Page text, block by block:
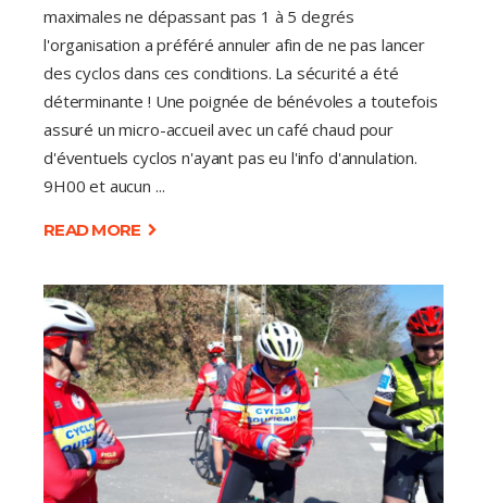
maximales ne dépassant pas 1 à 5 degrés
l'organisation a préféré annuler afin de ne pas lancer
des cyclos dans ces conditions. La sécurité a été
déterminante ! Une poignée de bénévoles a toutefois
assuré un micro-accueil avec un café chaud pour
d'éventuels cyclos n'ayant pas eu l'info d'annulation.
9H00 et aucun
READ MORE